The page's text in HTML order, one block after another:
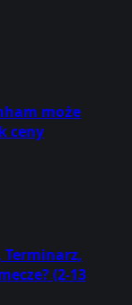
może
ceny
Terminarz,
(2-13